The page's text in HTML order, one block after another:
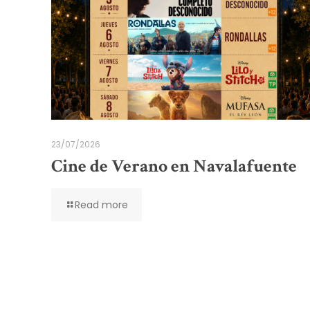
23/07/2026
Cine de Verano en Navalafuente
Read more